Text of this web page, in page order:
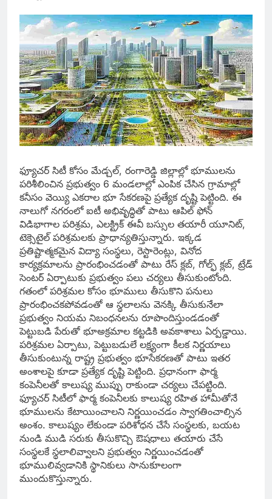
ఫ్యూచర్ సిటీ కోసం మేడ్చల్, రంగారెడ్డి జిల్లాల్లో భూములను
పరిశీలించిన ప్రభుత్వం 6 మండలాల్లో ఎంపిక చేసిన గ్రామాల్లో
కనీసం వెయ్యి ఎకరాల భూ సేకరణపై ప్రత్యేక దృష్టి పెట్టింది. ఈ
నాలుగో నగరంలో ఐటీ అభివృద్ధితో పాటు ఆపిల్ ఫోన్
విడిభాగాల పరిశ్రమ, ఎలక్ట్రిక్ ఈవీ బస్సుల తయారీ యూనిట్,
టెక్సెటైల్ పరిశ్రమలకు ప్రాధాన్యతిస్తున్నారు. ఇక్కడ
ప్రతిష్టాత్మకమైన విద్యా సంస్థలు, రెస్టారెంట్లు, వినోద
కార్యక్రమాలను ప్రారంభించడంతో పాటు రేస్ క్లబ్, గోల్ఫ్ క్లబ్, ట్రేడ్
సెంటర్ ఏర్పాటుకు ప్రభుత్వం పలు చర్యలు తీసుకుంటోంది.
గతంలో పరిశ్రమల కోసం భూములు తీసుకొని పనులు
ప్రారంభించకపోవడంతో ఆ స్థలాలను వెనక్కి తీసుకునేలా
ప్రభుత్వం నియమ నిబంధనలను రూపొందిస్తుండడంతో
పెట్టుబడి పేరుతో భూఅక్రమాల కట్టడికి అవకాశాలు ఏర్పడ్డాయి.
పరిశ్రమల ఏర్పాటు, పెట్టుబడులే లక్ష్యంగా కీలక నిర్ణయాలు
తీసుకుంటున్న రాష్ట్ర ప్రభుత్వం భూసేకరణతో పాటు ఇతర
అంశాలపై కూడా ప్రత్యేక దృష్టి పెట్టింది. ప్రధానంగా ఫార్మ
కంపెనీలతో కాలుష్య ముప్పు రాకుండా చర్యలు చేపట్టింది.
ఫ్యూచర్ సిటీలో ఫార్మ కంపెనీలకు కాలుష్య రహిత హామీతోనే
భూములను కేటాయించాలని నిర్ణయించడం స్వాగతించాల్సిన
అంశం. కాలుష్యం లేకుండా పరిశోధన చేసే సంస్థలకు, బయట
నుండి ముడి సరుకు తీసుకొచ్చి ఔషధాలు తయారు చేసే
సంస్థలకే స్థలాలివ్వాలని ప్రభుత్వం నిర్ణయించడంతో
భూములివ్వడానికి స్థానికులు సానుకూలంగా
ముందుకొస్తున్నారు.